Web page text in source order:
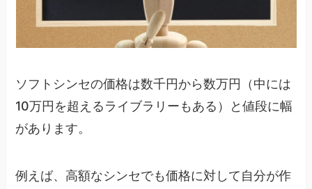
ソフトシンセの価格は数千円から数万円（中には
10万円を超えるライブラリーもある）と値段に幅
があります。
例えば、高額なシンセでも価格に対して自分が作